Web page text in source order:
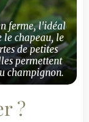
ferme, l'idéal
le chapeau, le
de petites
permettent
champignon.
?